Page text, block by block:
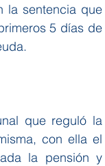
la sentencia que
5 días de
que reguló la
con ella el
la pensión y